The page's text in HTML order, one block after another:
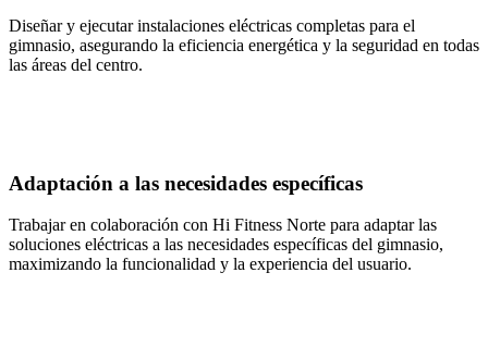
Diseñar y ejecutar instalaciones eléctricas completas para el
gimnasio, asegurando la eficiencia energética y la seguridad en todas
las áreas del centro.
Adaptación a las necesidades específicas
Trabajar en colaboración con Hi Fitness Norte para adaptar las
soluciones eléctricas a las necesidades específicas del gimnasio,
maximizando la funcionalidad y la experiencia del usuario.